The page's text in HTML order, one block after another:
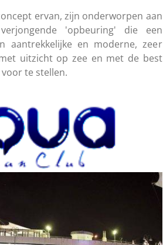
ervan, zijn onderworpen aan
'opbeuring' die een
aantrekkelijke en moderne, zeer
uitzicht op zee en met de best
te stellen.